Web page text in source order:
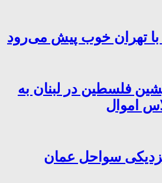
تهران خوب پیش می‌رود
فلسطین در لبنان به
اموال
سواحل عمان